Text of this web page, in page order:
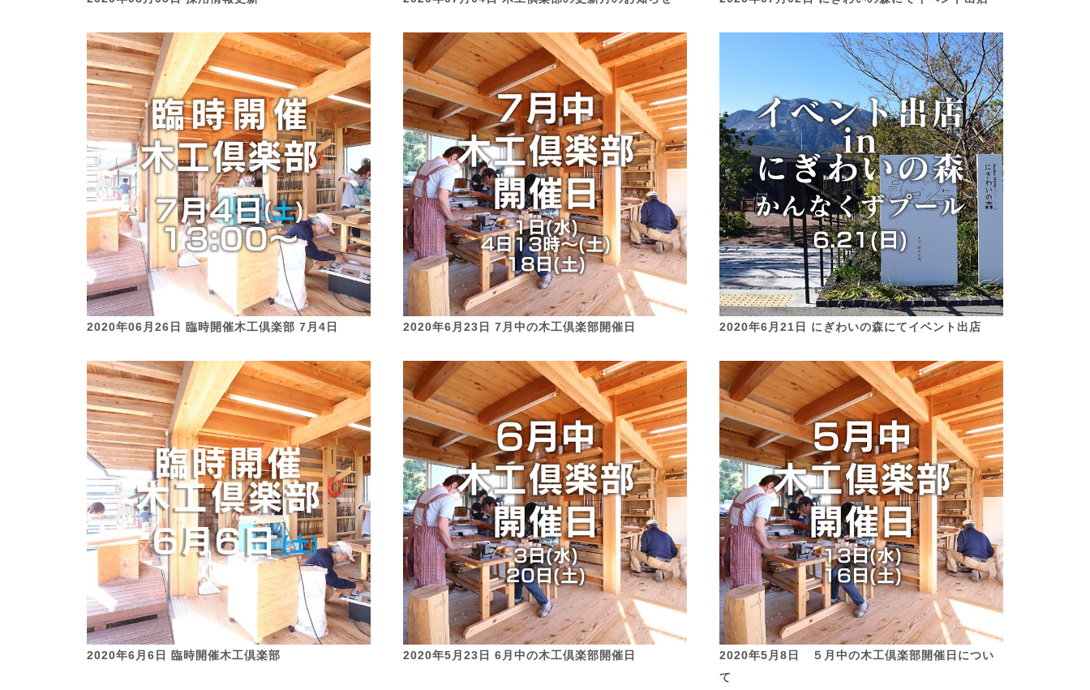
2020年06月26日 臨時開催木工倶楽部 7月4日 2020年6月23日 7月中の木工倶楽部開催日 2020年6月21日 にぎわいの森にてイベント出店
2020年6月6日 臨時開催木工倶楽部 2020年5月23日 6月中の木工倶楽部開催日
2020年5月8日 ５月中の木工倶楽部開催日につい
て